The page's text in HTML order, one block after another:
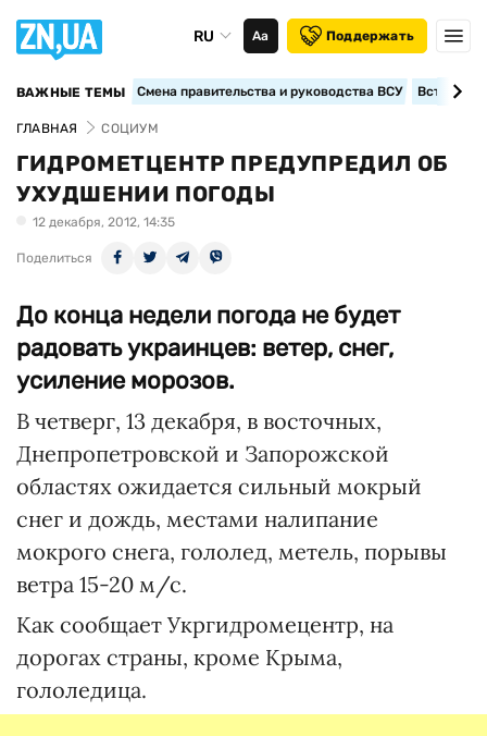
RU Аа Поддержать
ВАЖНЫЕ ТЕМЫ Смена правительства и руководства ВСУ
ГЛАВНАЯ СОЦИУМ
ГИДРОМЕТЦЕНТР ПРЕДУПРЕДИЛ ОБ
УХУДШЕНИИ ПОГОДЫ
12 декабря, 2012, 14:35
Поделиться
До конца недели погода не будет
радовать украинцев: ветер, снег,
усиление морозов.
В четверг, 13 декабря, в восточных,
Днепропетровской и Запорожской
областях ожидается сильный мокрый
снег и дождь, местами налипание
мокрого снега, гололед, метель, порывы
ветра 15-20 м/с.
Как сообщает Укргидромецентр, на
дорогах страны, кроме Крыма,
гололедица.